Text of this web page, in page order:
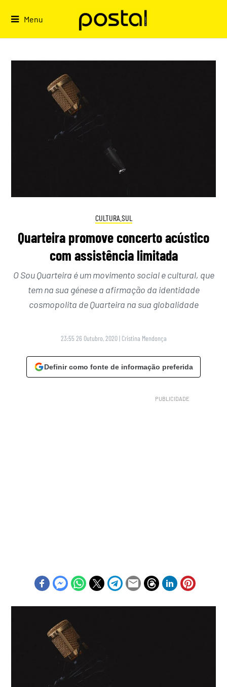
Menu
CULTURA.SUL
Quarteira promove concerto acústico
com assistência limitada
O Sou Quarteira é um movimento social e cultural, que
tem na sua génese a afirmação da identidade
cosmopolita de Quarteira na sua globalidade
23:55 26 Outubro, 2020 | Cristina Mendonça
Definir como fonte de informação preferida